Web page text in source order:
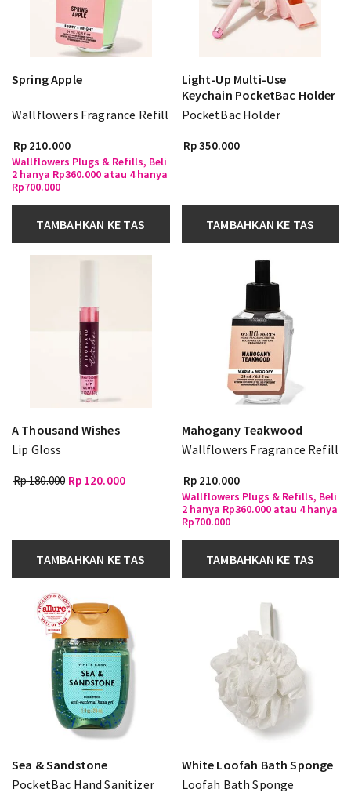
Spring Apple
Wallflowers Fragrance Refill
Rp 210.000
Wallflowers Plugs & Refills, Beli
2 hanya Rp360.000 atau 4 hanya
Rp700.000
TAMBAHKAN KE TAS
Light-Up Multi-Use
Keychain PocketBac Holder
PocketBac Holder
Rp 350.000
TAMBAHKAN KE TAS
A Thousand Wishes
Lip Gloss
Rp 180.000 Rp 120.000
TAMBAHKAN KE TAS
Mahogany Teakwood
Wallflowers Fragrance Refill
Rp 210.000
Wallflowers Plugs & Refills, Beli
2 hanya Rp360.000 atau 4 hanya
Rp700.000
TAMBAHKAN KE TAS
Sea & Sandstone
PocketBac Hand Sanitizer
White Loofah Bath Sponge
Loofah Bath Sponge